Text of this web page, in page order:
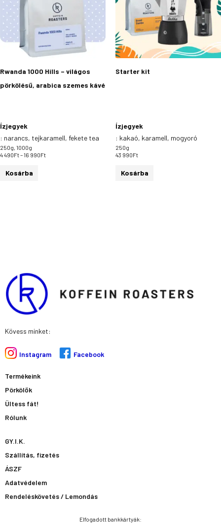
Rwanda 1000 Hills – világos
pörkölésű, arabica szemes kávé
Ízjegyek
: narancs, tejkaramell, fekete tea
250g, 1000g
4 490Ft–16 990Ft
Kosárba
variációja
van.
A
változatok
a
választhatók
ki
Starter kit
Ízjegyek
: kakaó, karamell, mogyoró
250g
43 990Ft
Kosárba
Kövess minket:
Instagram Facebook
Termékeink
Pörkölők
Ültess fát!
Rólunk
GY.I.K.
Szállítás, fizetés
ÁSZF
Adatvédelem
Rendeléskövetés / Lemondás
Elfogadott bankkártyák: